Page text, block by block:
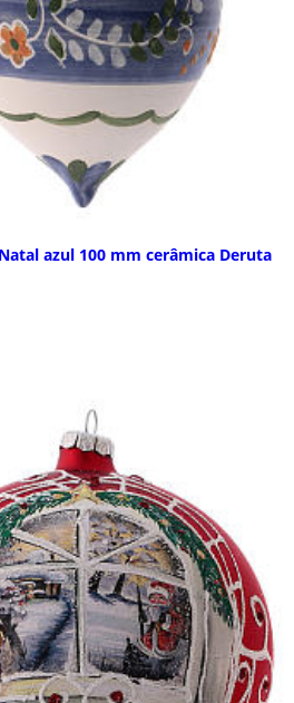
azul 100 mm cerâmica Deruta